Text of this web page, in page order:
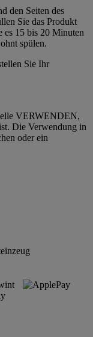
den Seiten des
Sie das Produkt
es 15 bis 20 Minuten
spülen.
Sie Ihr
VERWENDEN,
Die Verwendung in
oder ein